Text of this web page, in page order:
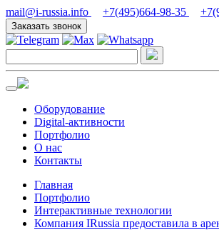
mail@i-russia.info +7(495)664-98-35
Заказать звонок
Оборудование
Digital-активности
Портфолио
О нас
Контакты
Главная
Портфолио
Интерактивные технологии
Компания IRussia предоставила в